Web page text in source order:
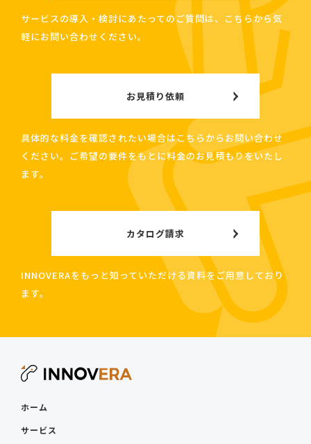
サービスの導入・検討にあたってのご質問は、こちらから気
軽にお問い合わせください。
お見積り依頼
具体的な料金を確認されたい場合はこちらからお問い合わせ
ください。ご希望の要件をもとに料金のお見積もりをいたし
ます。
カタログ請求
INNOVERAをもっと知っていただける資料をご用意しており
ます。
ホーム
サービス